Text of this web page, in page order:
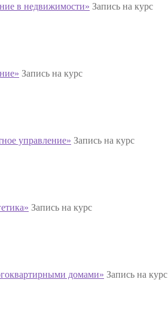
в недвижимости» Запись на курс
Запись на курс
управление» Запись на курс
Запись на курс
домами» Запись на курс